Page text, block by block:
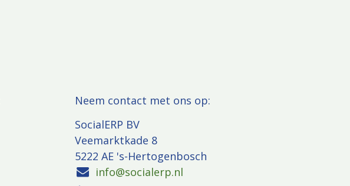
​Neem contact met ons op:
SocialERP BV
Veemarktkade 8
5222 AE 's-Hertogenbosch
info@socialerp.nl